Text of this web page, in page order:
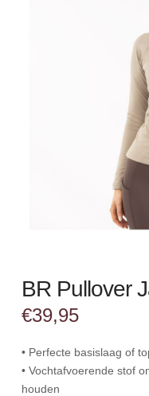
BR Pullover
€39,95
• Perfecte basislaag of
• Vochtafvoerende stof
houden